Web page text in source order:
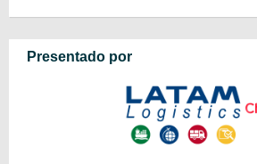
Presentado por